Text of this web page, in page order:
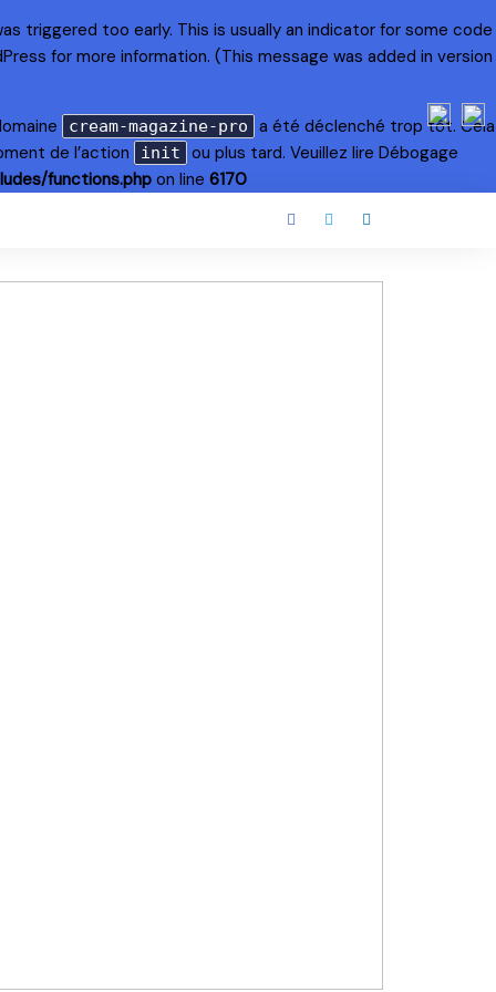
triggered too early. This is usually an indicator for some code
for more information. (This message was added in version
cream-magazine-pro
a été déclenché trop tôt. Cela
de l’action
init ou plus tard. Veuillez lire Débogage
functions.php on line 6170